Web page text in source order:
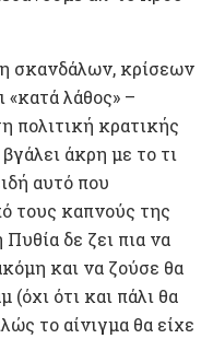
σκανδάλων, κρίσεων
«κατά λάθος» –
πολιτική κρατικής
άκρη με το τι
αυτό που
τους καπνούς της
δε ζει πια να
και να ζούσε θα
(όχι ότι και πάλι θα
το αίνιγμα θα είχε